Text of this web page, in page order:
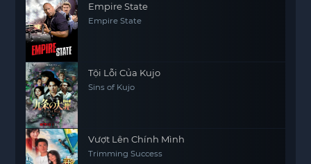
Empire State
Empire State
Tội Lỗi Của Kujo
Sins of Kujo
Vượt Lên Chính Mình
Trimming Success